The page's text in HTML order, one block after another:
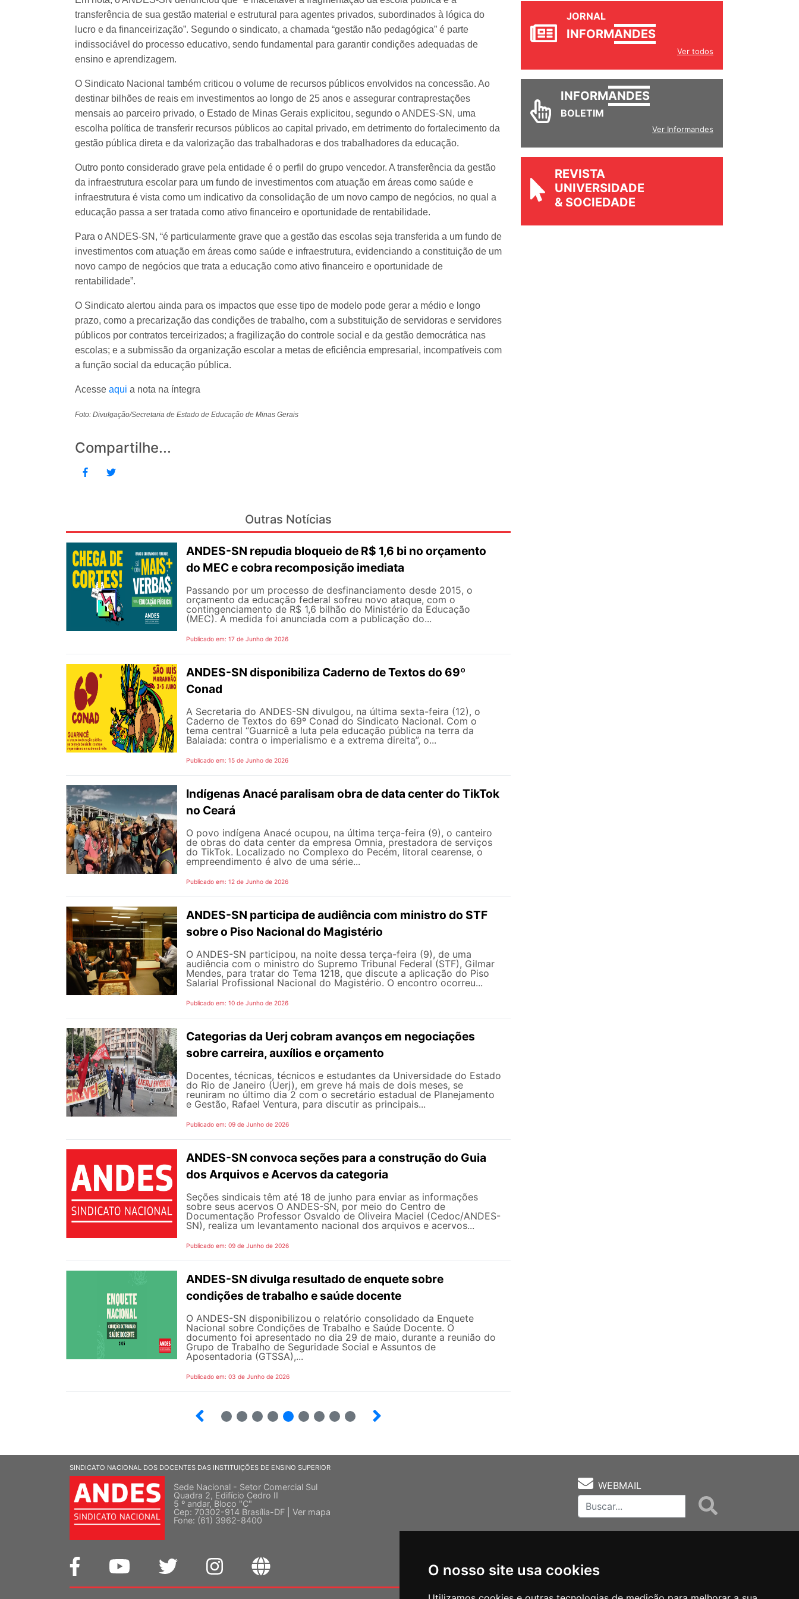
O nosso site usa cookies
transferência de sua gestão material e estrutural para agentes privados, subordinados à lógica do
lucro e da financeirização”. Segundo o sindicato, a chamada “gestão não pedagógica” é parte
indissociável do processo educativo, sendo fundamental para garantir condições adequadas de
ensino e aprendizagem.
O Sindicato Nacional também criticou o volume de recursos públicos envolvidos na concessão. Ao
destinar bilhões de reais em investimentos ao longo de 25 anos e assegurar contraprestações
mensais ao parceiro privado, o Estado de Minas Gerais explicitou, segundo o ANDES-SN, uma
escolha política de transferir recursos públicos ao capital privado, em detrimento do fortalecimento da
gestão pública direta e da valorização das trabalhadoras e dos trabalhadores da educação.
Outro ponto considerado grave pela entidade é o perfil do grupo vencedor. A transferência da gestão
da infraestrutura escolar para um fundo de investimentos com atuação em áreas como saúde e
infraestrutura é vista como um indicativo da consolidação de um novo campo de negócios, no qual a
educação passa a ser tratada como ativo financeiro e oportunidade de rentabilidade.
Para o ANDES-SN, “é particularmente grave que a gestão das escolas seja transferida a um fundo de
investimentos com atuação em áreas como saúde e infraestrutura, evidenciando a constituição de um
novo campo de negócios que trata a educação como ativo financeiro e oportunidade de
rentabilidade”.
O Sindicato alertou ainda para os impactos que esse tipo de modelo pode gerar a médio e longo
prazo, como a precarização das condições de trabalho, com a substituição de servidoras e servidores
públicos por contratos terceirizados; a fragilização do controle social e da gestão democrática nas
escolas; e a submissão da organização escolar a metas de eficiência empresarial, incompatíveis com
a função social da educação pública.
Acesse aqui a nota na íntegra
Foto: Divulgação/Secretaria de Estado de Educação de Minas Gerais
Compartilhe...
Outras Notícias
ANDES-SN repudia bloqueio de R$ 1,6 bi no orçamento
do MEC e cobra recomposição imediata
Passando por um processo de desfinanciamento desde 2015, o
orçamento da educação federal sofreu novo ataque, com o
contingenciamento de R$ 1,6 bilhão do Ministério da Educação
(MEC). A medida foi anunciada com a publicação do...
Publicado em: 17 de Junho de 2026
ANDES-SN disponibiliza Caderno de Textos do 69º
Conad
A Secretaria do ANDES-SN divulgou, na última sexta-feira (12), o
Caderno de Textos do 69º Conad do Sindicato Nacional. Com o
tema central “Guarnicê a luta pela educação pública na terra da
Balaiada: contra o imperialismo e a extrema direita”, o...
Publicado em: 15 de Junho de 2026
Indígenas Anacé paralisam obra de data center do TikTok
no Ceará
O povo indígena Anacé ocupou, na última terça-feira (9), o canteiro
de obras do data center da empresa Omnia, prestadora de serviços
do TikTok. Localizado no Complexo do Pecém, litoral cearense, o
empreendimento é alvo de uma série...
Publicado em: 12 de Junho de 2026
ANDES-SN participa de audiência com ministro do STF
sobre o Piso Nacional do Magistério
O ANDES-SN participou, na noite dessa terça-feira (9), de uma
audiência com o ministro do Supremo Tribunal Federal (STF), Gilmar
Mendes, para tratar do Tema 1218, que discute a aplicação do Piso
Salarial Profissional Nacional do Magistério. O encontro ocorreu...
Publicado em: 10 de Junho de 2026
Categorias da Uerj cobram avanços em negociações
sobre carreira, auxílios e orçamento
Docentes, técnicas, técnicos e estudantes da Universidade do Estado
do Rio de Janeiro (Uerj), em greve há mais de dois meses, se
reuniram no último dia 2 com o secretário estadual de Planejamento
e Gestão, Rafael Ventura, para discutir as principais...
Publicado em: 09 de Junho de 2026
ANDES-SN convoca seções para a construção do Guia
dos Arquivos e Acervos da categoria
Seções sindicais têm até 18 de junho para enviar as informações
sobre seus acervos O ANDES-SN, por meio do Centro de
Documentação Professor Osvaldo de Oliveira Maciel (Cedoc/ANDES-
SN), realiza um levantamento nacional dos arquivos e acervos...
Publicado em: 09 de Junho de 2026
ANDES-SN divulga resultado de enquete sobre
condições de trabalho e saúde docente
O ANDES-SN disponibilizou o relatório consolidado da Enquete
Nacional sobre Condições de Trabalho e Saúde Docente. O
documento foi apresentado no dia 29 de maio, durante a reunião do
Grupo de Trabalho de Seguridade Social e Assuntos de
Aposentadoria (GTSSA),...
Publicado em: 03 de Junho de 2026
JORNAL
INFORMANDES
Ver todos
INFORMANDES
BOLETIM
Ver Informandes
REVISTA
UNIVERSIDADE
& SOCIEDADE
SINDICATO NACIONAL DOS DOCENTES DAS INSTITUIÇÕES DE ENSINO SUPERIOR
Sede Nacional - Setor Comercial Sul
Quadra 2, Edifício Cedro II
5 º andar, Bloco "C"
Cep: 70302-914 Brasília-DF | Ver mapa
Fone: (61) 3962-8400
WEBMAIL